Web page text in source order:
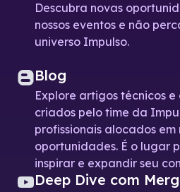
Descubra novas
nossos eventos e não
universo Impulso.
Blog
Explore artigos técnicos
criados pelo time da
profissionais alocados em
oportunidades. É o lugar
inspirar e expandir seu
Deep Dive com